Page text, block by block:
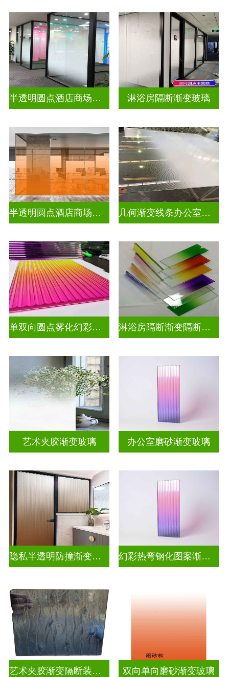
半透明圆点酒店商场渐变装饰玻璃 淋浴房隔断渐变玻璃
半透明圆点酒店商场彩色渐变玻璃 几何渐变线条办公室渐变玻璃
单双向圆点雾化幻彩炫彩渐变玻璃 淋浴房隔断渐变隔断装饰玻璃
艺术夹胶渐变玻璃 办公室磨砂渐变玻璃
隐私半透明防撞渐变玻璃 幻彩热弯钢化图案渐变玻璃
艺术夹胶渐变隔断装饰玻璃 双向单向磨砂渐变玻璃